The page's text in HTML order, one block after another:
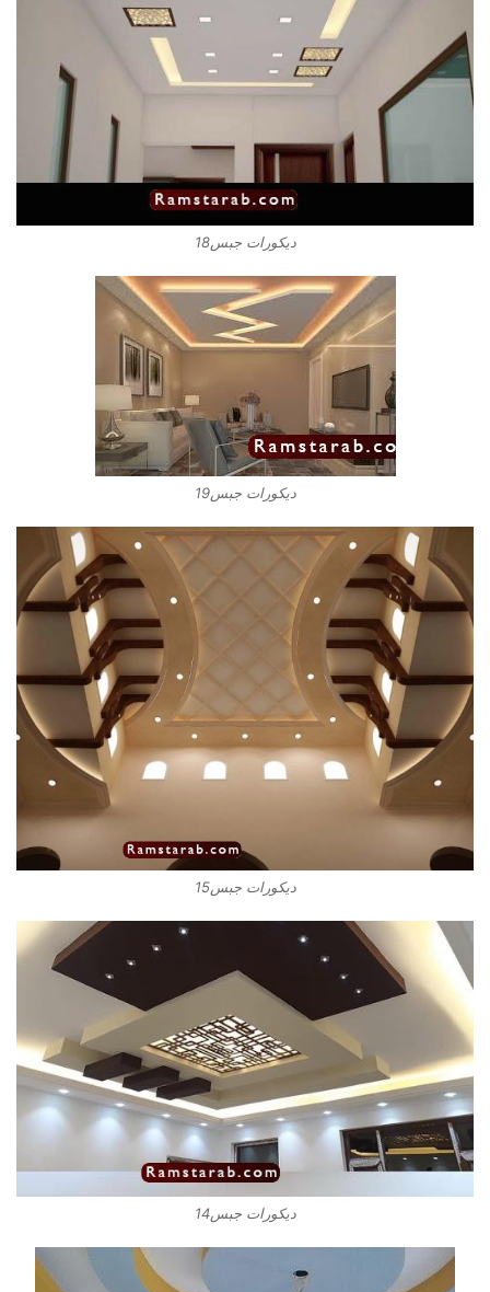
ديكورات جبس18
ديكورات جبس19
ديكورات جبس15
ديكورات جبس14